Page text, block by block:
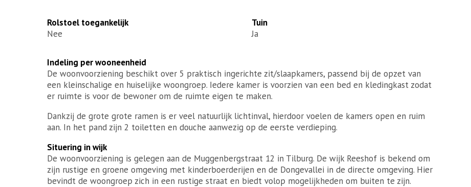
Rolstoel toegankelijk
Nee
Tuin
Ja
Indeling per wooneenheid
De woonvoorziening beschikt over 5 praktisch ingerichte zit/slaapkamers, passend bij de opzet van
een kleinschalige en huiselijke woongroep. Iedere kamer is voorzien van een bed en kledingkast zodat
er ruimte is voor de bewoner om de ruimte eigen te maken.
Dankzij de grote grote ramen is er veel natuurlijk lichtinval, hierdoor voelen de kamers open en ruim
aan. In het pand zijn 2 toiletten en douche aanwezig op de eerste verdieping.
Situering in wijk
De woonvoorziening is gelegen aan de Muggenbergstraat 12 in Tilburg. De wijk Reeshof is bekend om
zijn rustige en groene omgeving met kinderboerderijen en de Dongevallei in de directe omgeving. Hier
bevindt de woongroep zich in een rustige straat en biedt volop mogelijkheden om buiten te zijn.